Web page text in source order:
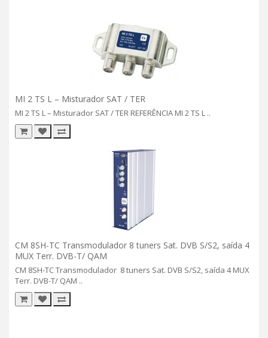
MI 2 TS L – Misturador SAT / TER
MI 2 TS L – Misturador SAT / TER REFERÊNCIA MI 2 TS L ..
CM 8SH-TC Transmodulador 8 tuners Sat. DVB S/S2, saída 4
MUX Terr. DVB-T/ QAM
CM 8SH-TC Transmodulador 8 tuners Sat. DVB S/S2, saída 4 MUX
Terr. DVB-T/ QAM ..